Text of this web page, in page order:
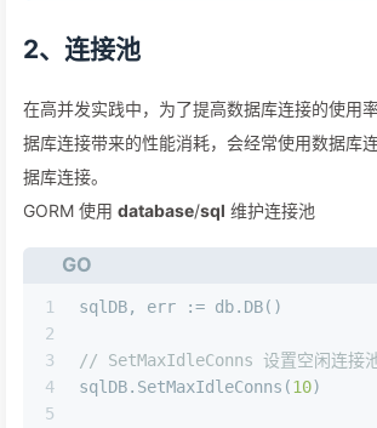
2、连接池
在高并发实践中，为了提高数据库连接的使用
据库连接带来的性能消耗，会经常使用数据库
据库连接。
GORM 使用 database/sql 维护连接池
GO
1
2
3
4
5
sqlDB, err := db.DB()
// SetMaxIdleConns 设置空闲连接
sqlDB.SetMaxIdleConns(10)